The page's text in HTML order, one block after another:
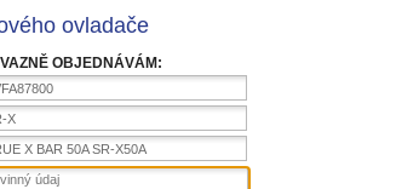
ovladače
OBJEDNÁVÁM:
X
X BAR 50A SR-X50A